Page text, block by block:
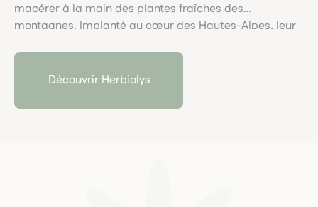
macérer à la main des plantes fraîches des
montagnes. Implanté au cœur des Hautes-Alpes, leur
exemplaire et allie rigueur scientifique, macérations
locales et engagement pour une santé naturelle
Découvrir Herbiolys